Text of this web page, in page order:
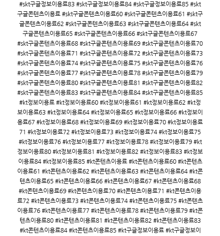
#skt구글정보이용료83 #skt구글정보이용료84 #skt구글정보이용료85 #skt
구글콘텐츠이용료 #skt구글콘텐츠이용료60 #skt구글콘텐츠이용료61 #skt구
글콘텐츠이용료62 #skt구글콘텐츠이용료63 #skt구글콘텐츠이용료64 #skt
구글콘텐츠이용료65 #skt구글콘텐츠이용료66 #skt구글콘텐츠이용료67
#skt구글콘텐츠이용료68 #skt구글콘텐츠이용료69 #skt구글콘텐츠이용료70
#skt구글콘텐츠이용료71 #skt구글콘텐츠이용료72 #skt구글콘텐츠이용료73
#skt구글콘텐츠이용료74 #skt구글콘텐츠이용료75 #skt구글콘텐츠이용료76
#skt구글콘텐츠이용료77 #skt구글콘텐츠이용료78 #skt구글콘텐츠이용료79
#skt구글콘텐츠이용료80 #skt구글콘텐츠이용료81 #skt구글콘텐츠이용료82
#skt구글콘텐츠이용료83 #skt구글콘텐츠이용료84 #skt구글콘텐츠이용료85
#kt정보이용료 #kt정보이용료60 #kt정보이용료61 #kt정보이용료62 #kt정
보이용료63 #kt정보이용료64 #kt정보이용료65 #kt정보이용료66 #kt정보이
용료67 #kt정보이용료68 #kt정보이용료69 #kt정보이용료70 #kt정보이용료
71 #kt정보이용료72 #kt정보이용료73 #kt정보이용료74 #kt정보이용료75
#kt정보이용료76 #kt정보이용료77 #kt정보이용료78 #kt정보이용료79 #kt
정보이용료80 #kt정보이용료81 #kt정보이용료82 #kt정보이용료83 #kt정보
이용료84 #kt정보이용료85 #kt콘텐츠이용료 #kt콘텐츠이용료60 #kt콘텐츠
이용료61 #kt콘텐츠이용료62 #kt콘텐츠이용료63 #kt콘텐츠이용료64 #kt콘
텐츠이용료65 #kt콘텐츠이용료66 #kt콘텐츠이용료67 #kt콘텐츠이용료68
#kt콘텐츠이용료69 #kt콘텐츠이용료70 #kt콘텐츠이용료71 #kt콘텐츠이용
료72 #kt콘텐츠이용료73 #kt콘텐츠이용료74 #kt콘텐츠이용료75 #kt콘텐츠
이용료76 #kt콘텐츠이용료77 #kt콘텐츠이용료78 #kt콘텐츠이용료79 #kt콘
텐츠이용료80 #kt콘텐츠이용료81 #kt콘텐츠이용료82 #kt콘텐츠이용료83
#kt콘텐츠이용료84 #kt콘텐츠이용료85 #kt구글정보이용료 #kt구글정보이